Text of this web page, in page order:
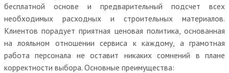
бесплатной основе и предварительный подсчет всех
необходимых расходных и строительных материалов.
Клиентов порадует приятная ценовая политика, основанная
на лояльном отношении сервиса к каждому, а грамотная
работа персонала не оставит никаких сомнений в плане
корректности выбора. Основные преимущества: